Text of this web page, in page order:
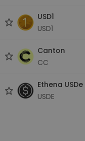
USD1
USD1
Canton
CC
Ethena USDe
USDE